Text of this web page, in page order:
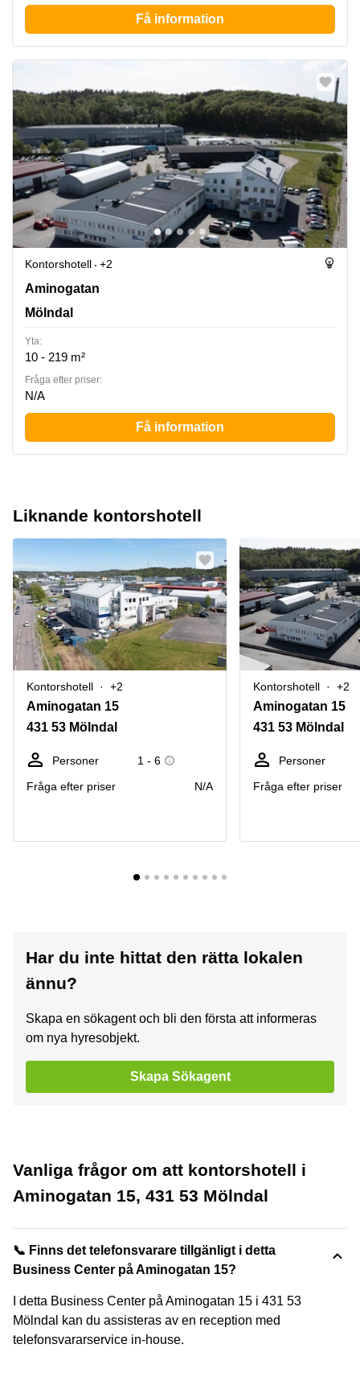
Få information
Kontorshotell
+2
Aminogatan 15, Mölndal
Aminogatan
Mölndal
Yta:
10 - 219 m²
Fråga efter priser:
N/A
Få information
Liknande kontorshotell
Kontorshotell +2
Aminogatan 15
431 53 Mölndal
Personer
1 - 6
Fråga efter priser
N/A
Kontorshotell +2
Aminogatan 15
431 53 Mölndal
Personer
Fråga efter priser
Har du inte hittat den rätta lokalen
ännu?
Skapa en sökagent och bli den första att informeras
om nya hyresobjekt.
Skapa Sökagent
Vanliga frågor om att kontorshotell i
Aminogatan 15, 431 53 Mölndal
📞 Finns det telefonsvarare tillgänligt i detta
Business Center på Aminogatan 15?
I detta Business Center på Aminogatan 15 i 431 53
Mölndal kan du assisteras av en reception med
telefonsvararservice in-house.